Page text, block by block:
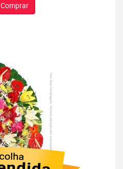
Comprar